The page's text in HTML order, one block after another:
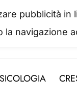
idea del suo
pubblicità
navigazione